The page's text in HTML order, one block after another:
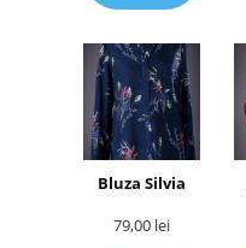
Bluza Silvia
79,00 lei